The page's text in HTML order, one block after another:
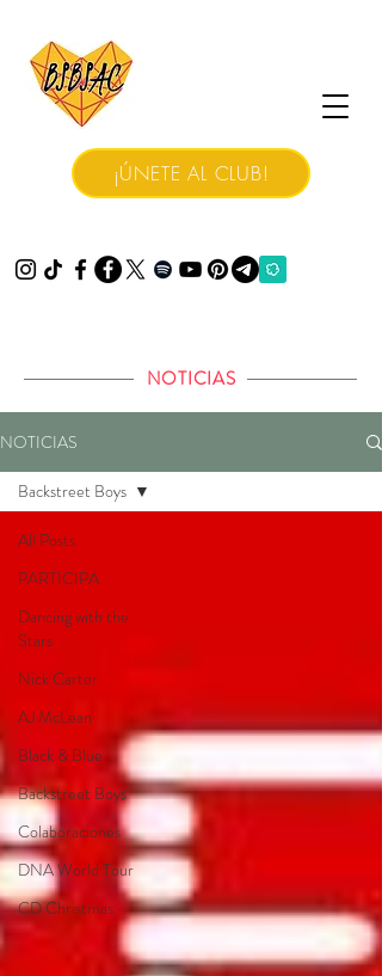
¡ÚNETE AL CLUB!
NOTICIAS
NOTICIAS
All Posts
PARTICIPA
Dancing with the
Stars
Nick Carter
AJ McLean
Black & Blue
Backstreet Boys
Colaboraciones
DNA World Tour
CD Christmas
Backstreet Boys